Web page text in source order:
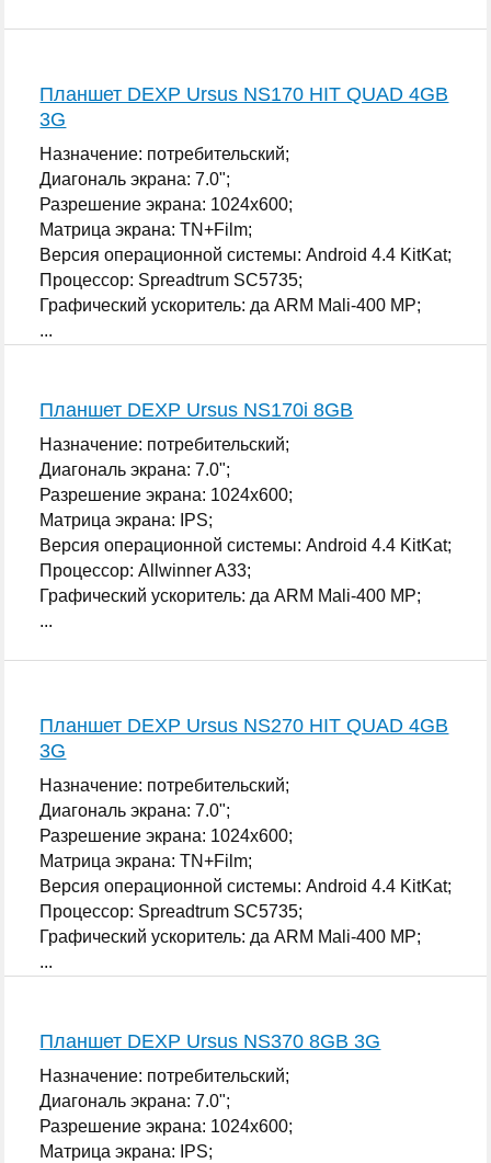
Планшет DEXP Ursus NS170 HIT QUAD 4GB
3G
Назначение: потребительский;
Диагональ экрана: 7.0";
Разрешение экрана: 1024x600;
Матрица экрана: TN+Film;
Версия операционной системы: Android 4.4 KitKat;
Процессор: Spreadtrum SC5735;
Графический ускоритель: да ARM Mali-400 MP;
...
Планшет DEXP Ursus NS170i 8GB
Назначение: потребительский;
Диагональ экрана: 7.0";
Разрешение экрана: 1024x600;
Матрица экрана: IPS;
Версия операционной системы: Android 4.4 KitKat;
Процессор: Allwinner A33;
Графический ускоритель: да ARM Mali-400 MP;
...
Планшет DEXP Ursus NS270 HIT QUAD 4GB
3G
Назначение: потребительский;
Диагональ экрана: 7.0";
Разрешение экрана: 1024x600;
Матрица экрана: TN+Film;
Версия операционной системы: Android 4.4 KitKat;
Процессор: Spreadtrum SC5735;
Графический ускоритель: да ARM Mali-400 MP;
...
Планшет DEXP Ursus NS370 8GB 3G
Назначение: потребительский;
Диагональ экрана: 7.0";
Разрешение экрана: 1024x600;
Матрица экрана: IPS;